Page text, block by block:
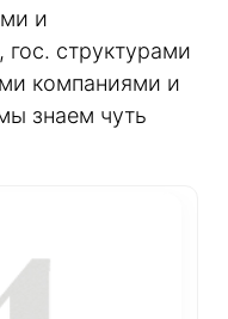
и
структурами
компаниями и
знаем чуть